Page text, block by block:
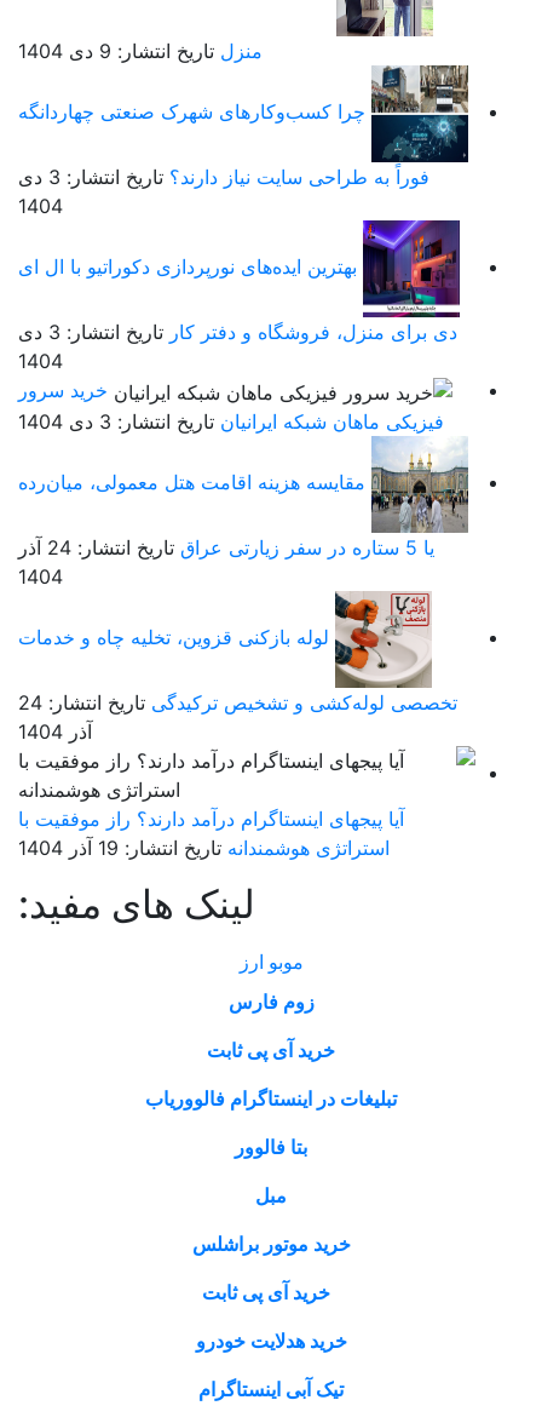
منزل تاریخ انتشار: 9 دی 1404
چرا کسب‌وکارهای شهرک صنعتی چهاردانگه
فوراً به طراحی سایت نیاز دارند؟
تاریخ انتشار: 3 دی
1404
بهترین ایده‌های نورپردازی دکوراتیو با ال ای
دی برای منزل، فروشگاه و دفتر کار
تاریخ انتشار: 3 دی
1404
خرید سرور
فیزیکی ماهان شبکه ایرانیان تاریخ انتشار: 3 دی 1404
مقایسه هزینه اقامت هتل معمولی، میان‌رده
تاریخ انتشار: 24 آذر
1404
لوله بازکنی قزوین، تخلیه چاه و خدمات
تخصصی لوله‌کشی و تشخیص ترکیدگی
تاریخ انتشار: 24
آیا پیجهای اینستاگرام درآمد دارند؟ راز موفقیت با
استراتژی هوشمندانه تاریخ انتشار: 19 آذر 1404
لینک های مفید:
موبو ارز
زوم فارس
خرید آی پی ثابت
تبلیغات در اینستاگرام فالووریاب
بتا فالوور
خرید موتور براشلس
خرید آی پی ثابت
خرید هدلایت خودرو
تیک آبی اینستاگرام